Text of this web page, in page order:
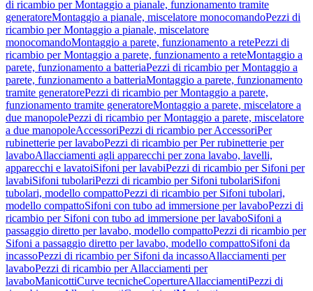
di ricambio per Montaggio a pianale, funzionamento tramite
generatoreMontaggio a pianale, miscelatore monocomandoPezzi di
ricambio per Montaggio a pianale, miscelatore
monocomandoMontaggio a parete, funzionamento a retePezzi di
ricambio per Montaggio a parete, funzionamento a reteMontaggio a
parete, funzionamento a batteriaPezzi di ricambio per Montaggio a
parete, funzionamento a batteriaMontaggio a parete, funzionamento
tramite generatorePezzi di ricambio per Montaggio a parete,
funzionamento tramite generatoreMontaggio a parete, miscelatore a
due manopolePezzi di ricambio per Montaggio a parete, miscelatore
a due manopoleAccessoriPezzi di ricambio per AccessoriPer
rubinetterie per lavaboPezzi di ricambio per Per rubinetterie per
lavaboAllacciamenti agli apparecchi per zona lavabo, lavelli,
apparecchi e lavatoiSifoni per lavabiPezzi di ricambio per Sifoni per
lavabiSifoni tubolariPezzi di ricambio per Sifoni tubolariSifoni
tubolari, modello compattoPezzi di ricambio per Sifoni tubolari,
modello compattoSifoni con tubo ad immersione per lavaboPezzi di
ricambio per Sifoni con tubo ad immersione per lavaboSifoni a
passaggio diretto per lavabo, modello compattoPezzi di ricambio per
Sifoni a passaggio diretto per lavabo, modello compattoSifoni da
incassoPezzi di ricambio per Sifoni da incassoAllacciamenti per
lavaboPezzi di ricambio per Allacciamenti per
lavaboManicottiCurve tecnicheCopertureAllacciamentiPezzi di